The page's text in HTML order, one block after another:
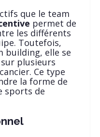
que le team
permet de
les différents
Toutefois,
building, elle se
plusieurs
Ce type
la forme de
sports de